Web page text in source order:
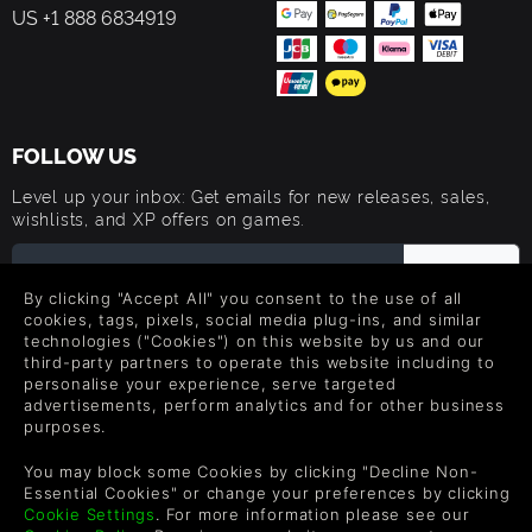
US +1 888 6834919
FOLLOW US
Level up your inbox: Get emails for new releases, sales,
wishlists, and XP offers on games.
By entering your email you agree to receive marketing emails from
Green Man Gaming. You can unsubscribe via the link provided in
each email.
日本語
By clicking "Accept All" you consent to the use of all
cookies, tags, pixels, social media plug-ins, and similar
technologies ("Cookies") on this website by us and our
third-party partners to operate this website including to
personalise your experience, serve targeted
advertisements, perform analytics and for other business
purposes.
You may block some Cookies by clicking "Decline Non-
Essential Cookies" or change your preferences by clicking
Cookie Settings. For more information please see our